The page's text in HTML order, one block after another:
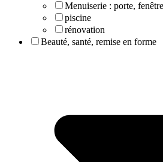
Menuiserie : porte,
piscine
rénovation
Beauté, santé, remise en forme